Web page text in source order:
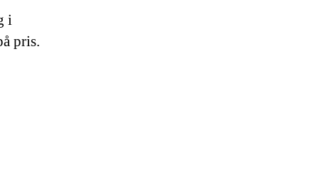
i
pris.